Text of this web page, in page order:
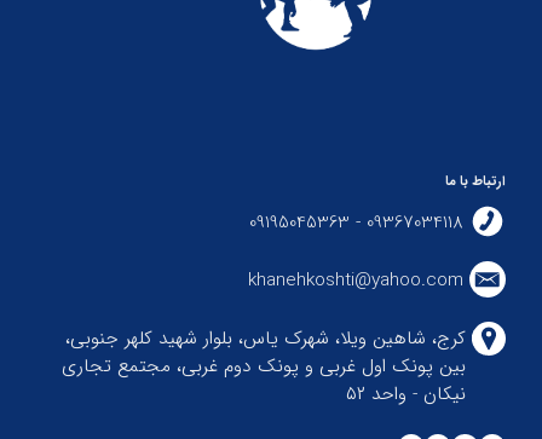
ارتباط با ما
09367034118 - 09195045363
khanehkoshti@yahoo.com
کرج، شاهین ویلا، شهرک یاس، بلوار شهید کلهر جنوبی،
بین پونک اول غربی و پونک دوم غربی، مجتمع تجاری
نیکان - واحد ۵۲